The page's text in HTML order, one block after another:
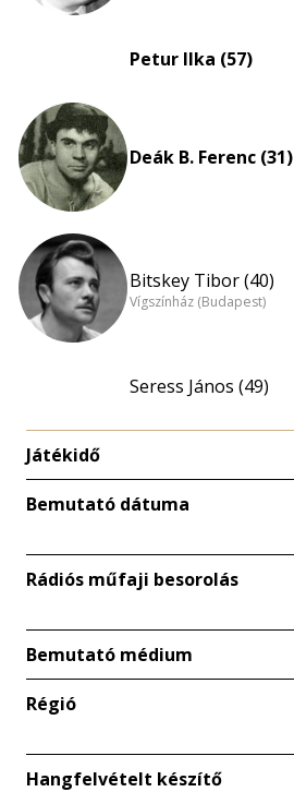
Petur Ilka (57)
Deák B. Ferenc (31)
Bitskey Tibor (40)
Vígszínház (Budapest)
Seress János (49)
Játékidő
Bemutató dátuma
Rádiós műfaji besorolás
Bemutató médium
Régió
Hangfelvételt készítő